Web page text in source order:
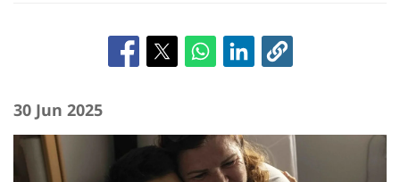
30 Jun 2025